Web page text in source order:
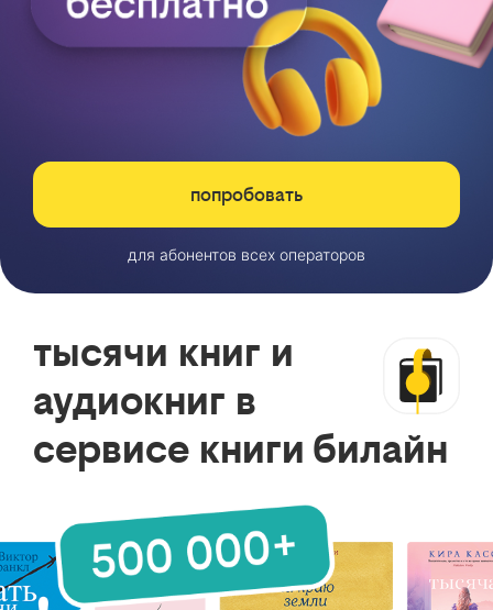
попробовать
для абонентов всех операторов
тысячи книг и
аудиокниг в
сервисе книги билайн